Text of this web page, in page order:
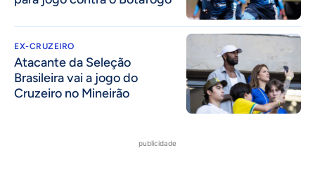
EX-CRUZEIRO
Atacante da Seleção
Brasileira vai a jogo do
Cruzeiro no Mineirão
publicidade